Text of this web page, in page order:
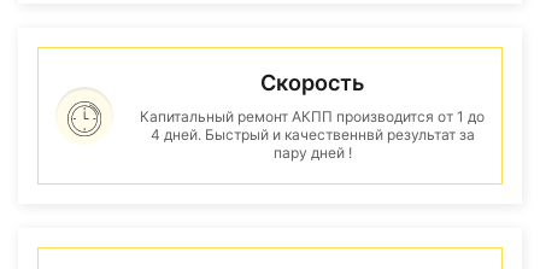
Скорость
Капитальный ремонт АКПП производится от 1 до
4 дней. Быстрый и качественнвй результат за
пару дней !